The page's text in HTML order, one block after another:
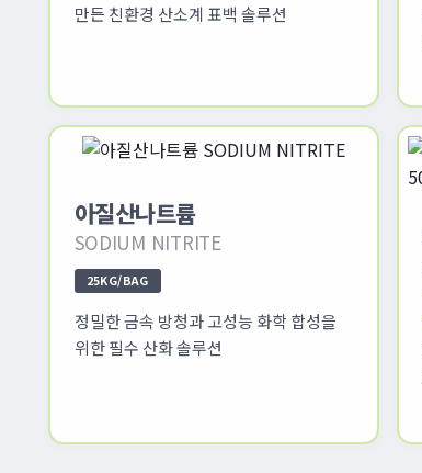
만든 친환경 산소계 표백 솔루션
아질산나트륨
SODIUM NITRITE
25KG/BAG
정밀한 금속 방청과 고성능 화학 합성을
위한 필수 산화 솔루션